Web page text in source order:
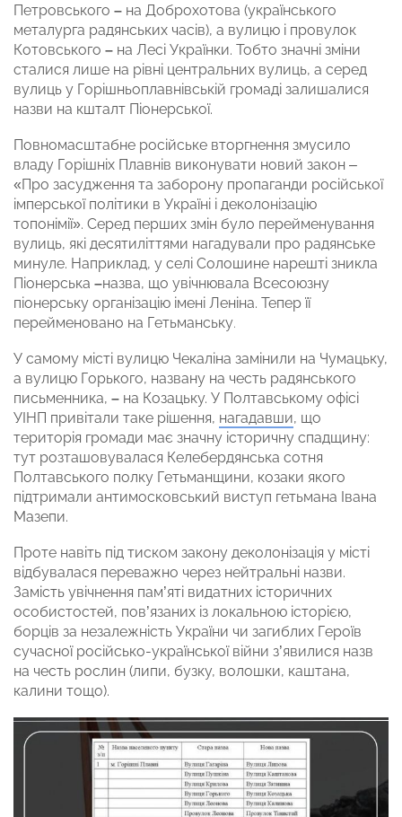
Петровського – на Доброхотова (українського
металурга радянських часів), а вулицю і провулок
Котовського – на Лесі Українки. Тобто значні зміни
сталися лише на рівні центральних вулиць, а серед
вулиць у Горішньоплавнівській громаді залишалися
назви на кшталт Піонерської.
Повномасштабне російське вторгнення змусило
владу Горішніх Плавнів виконувати новий закон –
«Про засудження та заборону пропаганди російської
імперської політики в Україні і деколонізацію
топонімії». Серед перших змін було перейменування
вулиць, які десятиліттями нагадували про радянське
минуле. Наприклад, у селі Солошине нарешті зникла
Піонерська –назва, що увічнювала Всесоюзну
піонерську організацію імені Леніна. Тепер її
перейменовано на Гетьманську.
У самому місті вулицю Чекаліна замінили на Чумацьку,
а вулицю Горького, названу на честь радянського
письменника, – на Козацьку. У Полтавському офісі
УІНП привітали таке рішення, нагадавши, що
територія громади має значну історичну спадщину:
тут розташовувалася Келебердянська сотня
Полтавського полку Гетьманщини, козаки якого
підтримали антимосковський виступ гетьмана Івана
Мазепи.
Проте навіть під тиском закону деколонізація у місті
відбувалася переважно через нейтральні назви.
Замість увічнення пам’яті видатних історичних
особистостей, пов’язаних із локальною історією,
борців за незалежність України чи загиблих Героїв
сучасної російсько-української війни з’явилися назв
на честь рослин (липи, бузку, волошки, каштана,
калини тощо).